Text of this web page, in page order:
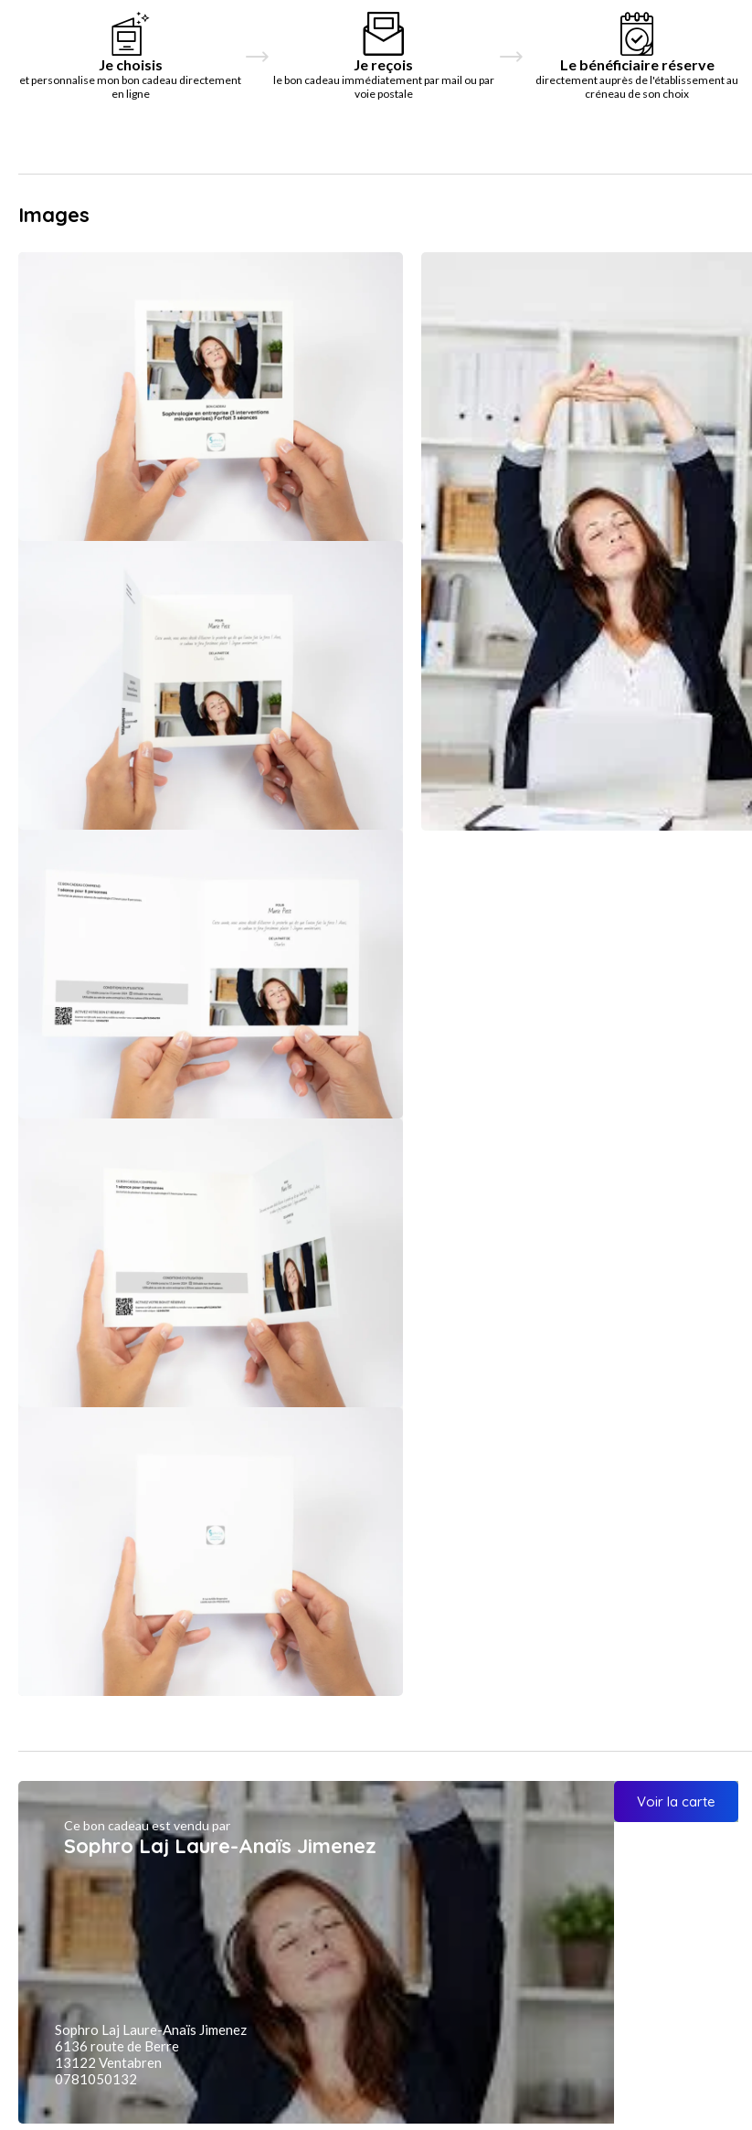
Je choisis
et personnalise mon bon cadeau directement
en ligne
Je reçois
le bon cadeau immédiatement par mail ou par
voie postale
Le bénéficiaire réserve
directement auprès de l'établissement au
créneau de son choix
Images
Ce bon cadeau est vendu par
Sophro Laj Laure-Anaïs Jimenez
Sophro Laj Laure-Anaïs Jimenez
6136 route de Berre
13122 Ventabren
0781050132
Voir la carte